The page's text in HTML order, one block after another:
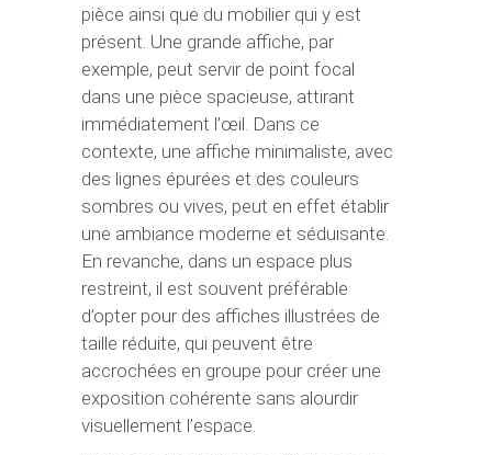
pièce ainsi que du mobilier qui y est
présent. Une grande affiche, par
exemple, peut servir de point focal
dans une pièce spacieuse, attirant
immédiatement l’œil. Dans ce
contexte, une affiche minimaliste, avec
des lignes épurées et des couleurs
sombres ou vives, peut en effet établir
une ambiance moderne et séduisante.
En revanche, dans un espace plus
restreint, il est souvent préférable
d’opter pour des affiches illustrées de
taille réduite, qui peuvent être
accrochées en groupe pour créer une
exposition cohérente sans alourdir
visuellement l’espace.